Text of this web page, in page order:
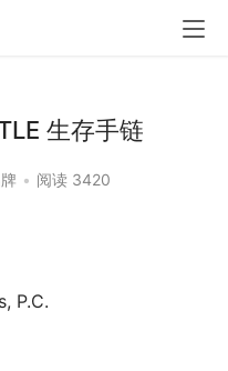
生存手链
• 阅读 3420
P.C.